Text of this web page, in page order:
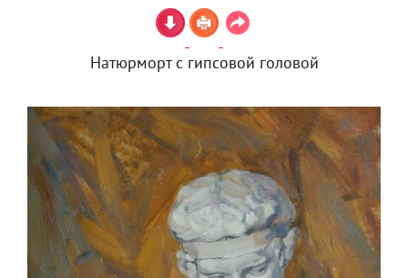
Натюрморт с гипсовой головой